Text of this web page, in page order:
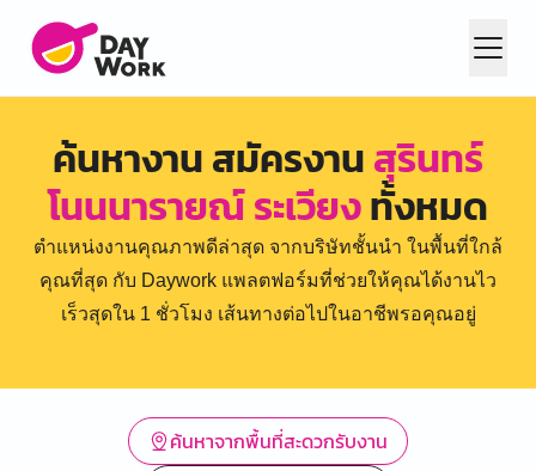
ค้นหางาน สมัครงานสุรินทร์
โนนนารายณ์ ระเวียงทั้งหมด
ตำแหน่งงานคุณภาพดีล่าสุด จากบริษัทชั้นนำ ในพื้นที่ใกล้
คุณที่สุด กับ Daywork แพลตฟอร์มที่ช่วยให้คุณได้งานไว
เร็วสุดใน 1 ชั่วโมง เส้นทางต่อไปในอาชีพรอคุณอยู่
ค้นหาจากพื้นที่สะดวกรับงาน